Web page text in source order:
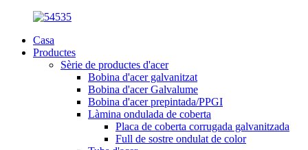
Casa
Productes
Sèrie de productes d'acer
Bobina d'acer galvanitzat
Bobina d'acer Galvalume
Bobina d'acer prepintada/PPGI
Làmina ondulada de coberta
Placa de coberta corrugada galvanitzada
Full de sostre ondulat de color